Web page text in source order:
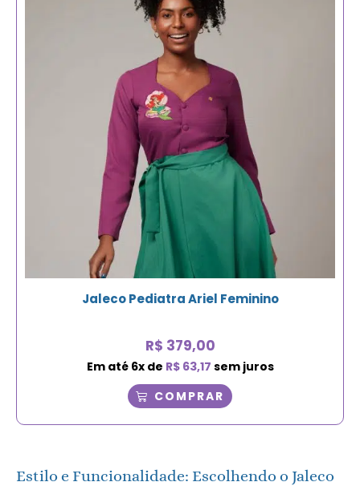
Jaleco Pediatra Ariel Feminino
R$ 379,00
Em até 6x de R$63,17 sem juros
COMPRAR
Estilo e Funcionalidade: Escolhendo o Jaleco